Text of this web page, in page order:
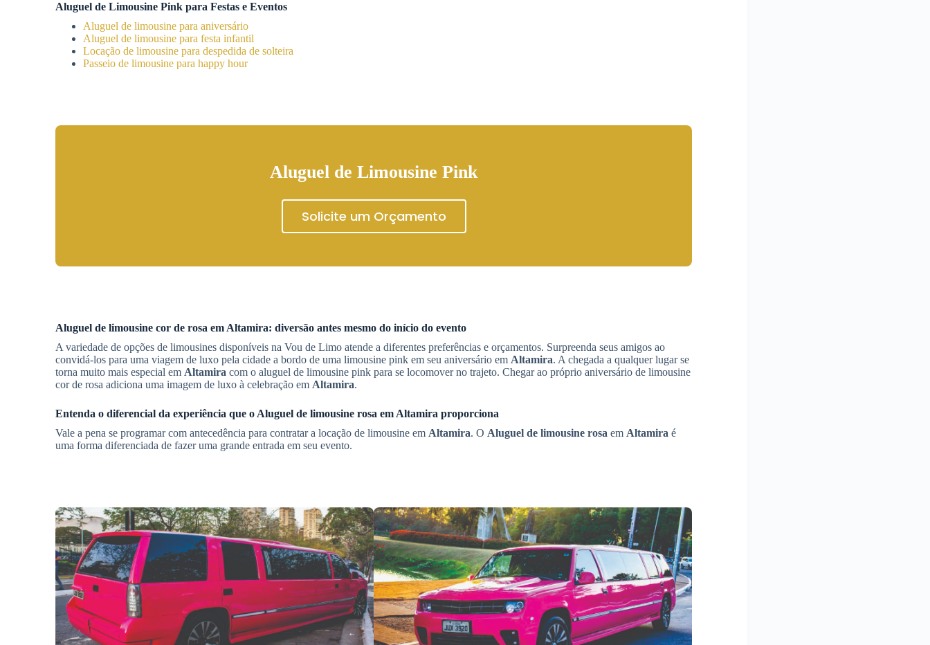
Aluguel de Limousine Pink para Festas e Eventos
Aluguel de limousine para aniversário
Aluguel de limousine para festa infantil
Locação de limousine para despedida de solteira
Passeio de limousine para happy hour
Aluguel de Limousine Pink
Solicite um Orçamento
Aluguel de limousine cor de rosa em Altamira: diversão antes mesmo do início do evento
A variedade de opções de limousines disponíveis na Vou de Limo atende a diferentes preferências e orçamentos. Surpreenda seus amigos ao
convidá-los para uma viagem de luxo pela cidade a bordo de uma limousine pink em seu aniversário em Altamira. A chegada a qualquer lugar se
torna muito mais especial em Altamira com o aluguel de limousine pink para se locomover no trajeto. Chegar ao próprio aniversário de limousine
cor de rosa adiciona uma imagem de luxo à celebração em Altamira.
Entenda o diferencial da experiência que o Aluguel de limousine rosa em Altamira proporciona
Vale a pena se programar com antecedência para contratar a locação de limousine em Altamira. O Aluguel de limousine rosa em Altamira é
uma forma diferenciada de fazer uma grande entrada em seu evento.